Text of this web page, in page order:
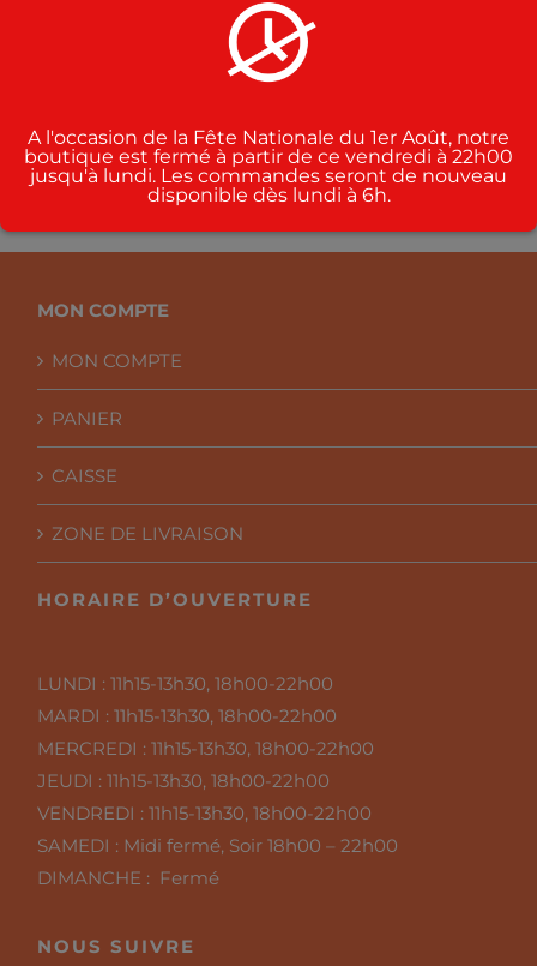
PRODUIT
Parisienne - Orange, super
Camel - filtres , orange
Marlboro
MON COMPTE
MON COMPTE
PANIER
CAISSE
ZONE DE LIVRAISON
HORAIRE D’OUVERTURE
LUNDI :11h15-13h30, 18h00-22h00
MARDI :11h15-13h30, 18h00-22h00
MERCREDI :11h15-13h30, 18h00-22h00
JEUDI :11h15-13h30, 18h00-22h00
VENDREDI :11h15-13h30, 18h00-22h00
SAMEDI : Midi fermé, Soir 18h00 – 22h00
DIMANCHE : Fermé
NOUS SUIVRE
A l'occasion de la Fête Nationale du 1er Août, notre
boutique est fermé à partir de ce vendredi à 22h00
jusqu'à lundi. Les commandes seront de nouveau
disponible dès lundi à 6h.